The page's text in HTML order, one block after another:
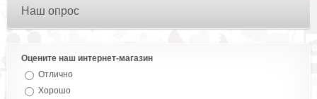
Наш опрос
Оцените наш интернет-магазин
Отлично
Хорошо